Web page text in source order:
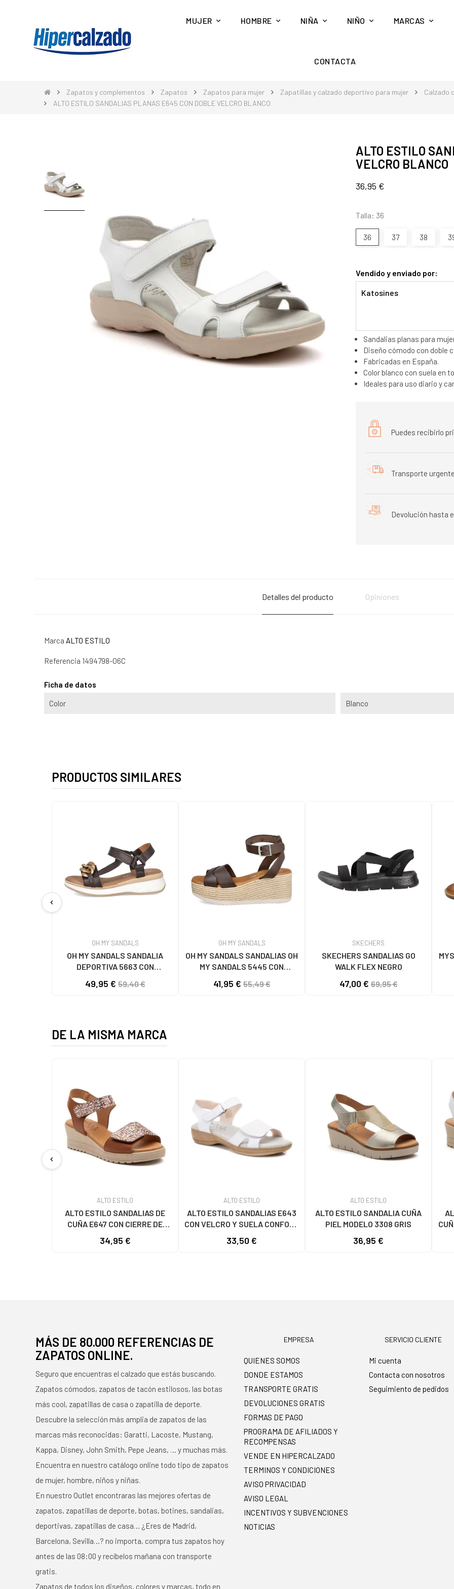
MUJER HOMBRE NIÑA NIÑO MARCAS
CONTACTA
Zapatos y complementos Zapatos Zapatos para mujer Zapatillas y calzado deportivo para mujer Calzado
ALTO ESTILO SANDALIAS PLANAS E645 CON DOBLE VELCRO BLANCO
ALTO ESTILO
VELCRO BLANCO
36,95 €
Talla: 36
36 37 38
Vendido y enviado por:
Katosines
Sandalias planas para
Diseño cómodo con doble
Fabricadas en España.
Color blanco con suela en
Ideales para uso diario y
Puedes recibirlo
Transporte
Devolución hasta
Detalles del producto Opiniones
Marca ALTO ESTILO
Referencia 1494798-O6C
Ficha de datos
Color Blanco
PRODUCTOS SIMILARES
chevron_left
OH MY SANDALS
OH MY SANDALS SANDALIA
DEPORTIVA 5663 CON
49,95 €59,40 €
OH MY SANDALS
OH MY SANDALS SANDALIAS OH
MY SANDALS 5445 CON
41,95 €55,49 €
SKECHERS
SKECHERS SANDALIAS GO
WALK FLEX NEGRO
47,00 €69,95 €
DE LA MISMA MARCA
chevron_left
ALTO ESTILO
ALTO ESTILO SANDALIAS DE
CUÑA E647 CON CIERRE DE
34,95 €
ALTO ESTILO
ALTO ESTILO SANDALIAS E643
CON VELCRO Y SUELA CONFORT
33,50 €
ALTO ESTILO
ALTO ESTILO SANDALIA CUÑA
PIEL MODELO 3308 GRIS
36,95 €
MÁS DE 80.000 REFERENCIAS DE
ZAPATOS ONLINE.
Seguro que encuentras el calzado que estás buscando.
Zapatos cómodos, zapatos de tacón estilosos, las botas
más cool, zapatillas de casa o zapatilla de deporte.
Descubre la selección más amplia de zapatos de las
marcas más reconocidas: Garatti, Lacoste, Mustang,
Kappa, Disney, John Smith, Pepe Jeans, … y muchas más.
Encuentra en nuestro catálogo online todo tipo de zapatos
de mujer, hombre, niños y niñas.
En nuestro Outlet encontraras las mejores ofertas de
zapatos, zapatillas de deporte, botas, botines, sandalias,
deportivas, zapatillas de casa… ¿Eres de Madrid,
Barcelona, Sevilla…? no importa, compra tus zapatos hoy
antes de las 08:00 y recíbelos mañana con transporte
gratis.
Zapatos de todos los diseños, colores y marcas, todo en
EMPRESA
QUIENES SOMOS
DONDE ESTAMOS
TRANSPORTE GRATIS
DEVOLUCIONES GRATIS
FORMAS DE PAGO
PROGRAMA DE AFILIADOS Y
RECOMPENSAS
VENDE EN HIPERCALZADO
TERMINOS Y CONDICIONES
AVISO PRIVACIDAD
AVISO LEGAL
INCENTIVOS Y SUBVENCIONES
NOTICIAS
SERVICIO CLIENTE
Mi cuenta
Contacta con nosotros
Seguimiento de pedidos